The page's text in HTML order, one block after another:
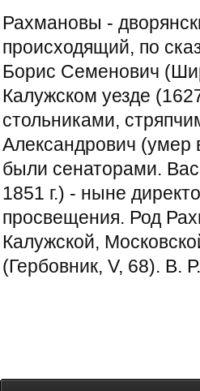
Рахмановы -
происходящий, по
Борис Семенович
Калужском уезде
стольниками,
Александрович (умер
были сенаторами.
1851 г.) - ныне
просвещения. Род
Калужской,
(Гербовник, V, 68). В. Р.